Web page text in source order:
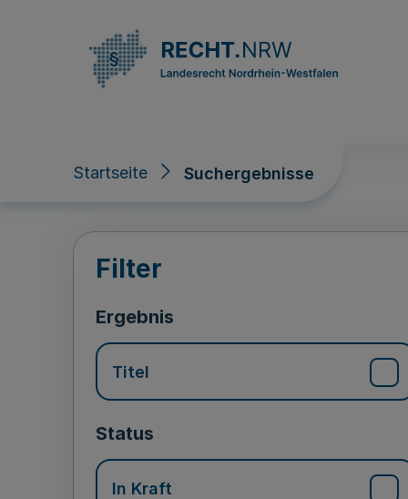
Startseite Suchergebnisse
Suchergebnisse
Filter
Ergebnis
Titel
Status
In Kraft